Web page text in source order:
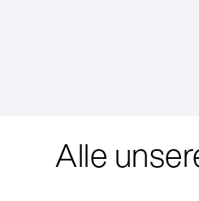
Alle